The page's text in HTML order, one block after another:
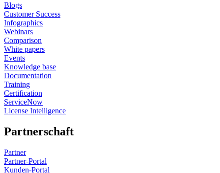
Blogs
Customer Success
Infographics
Webinars
Comparison
White papers
Events
Knowledge base
Documentation
Training
Certification
ServiceNow
License Intelligence
Partnerschaft
Partner
Partner-Portal
Kunden-Portal